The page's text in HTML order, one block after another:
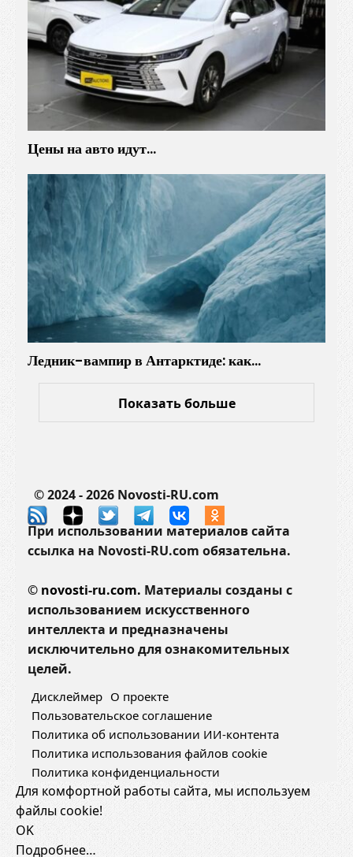
Цены на авто идут…
Ледник-вампир в Антарктиде: как…
Показать больше
© 2024 - 2026 Novosti-RU.com
При использовании материалов сайта
ссылка на Novosti-RU.com обязательна.
© novosti-ru.com. Материалы созданы с
использованием искусственного
интеллекта и предназначены
исключительно для ознакомительных
целей.
Дисклеймер О проекте
Пользовательское соглашение
Политика об использовании ИИ-контента
Политика использования файлов cookie
Политика конфиденциальности
Для комфортной работы сайта, мы используем
файлы cookie!
OK
Подробнее…